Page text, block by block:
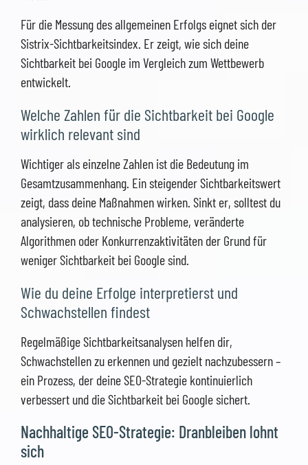
Für die Messung des allgemeinen Erfolgs eignet sich der
Sistrix-Sichtbarkeitsindex. Er zeigt, wie sich deine
Sichtbarkeit bei Google im Vergleich zum Wettbewerb
entwickelt.
Welche Zahlen für die Sichtbarkeit bei Google
wirklich relevant sind
Wichtiger als einzelne Zahlen ist die Bedeutung im
Gesamtzusammenhang. Ein steigender Sichtbarkeitswert
zeigt, dass deine Maßnahmen wirken. Sinkt er, solltest du
analysieren, ob technische Probleme, veränderte
Algorithmen oder Konkurrenzaktivitäten der Grund für
weniger Sichtbarkeit bei Google sind.
Wie du deine Erfolge interpretierst und
Schwachstellen findest
Regelmäßige Sichtbarkeitsanalysen helfen dir,
Schwachstellen zu erkennen und gezielt nachzubessern –
ein Prozess, der deine SEO-Strategie kontinuierlich
verbessert und die Sichtbarkeit bei Google sichert.
Nachhaltige SEO-Strategie: Dranbleiben lohnt
sich